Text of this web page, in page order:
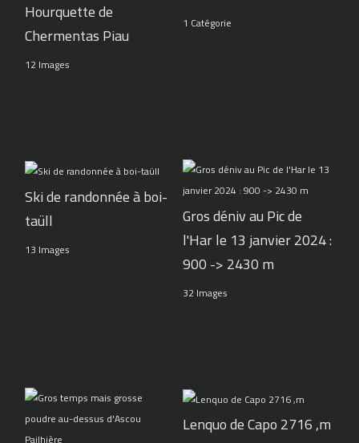
Hourquette de
Chermentas Piau
12 Images
1 Catégorie
Ski de randonnée à boi-
taüll
13 Images
Gros déniv au Pic de
l'Har le 13 janvier 2024 :
900 -> 2430 m
32 Images
Lenquo de Capo 2716 ,m